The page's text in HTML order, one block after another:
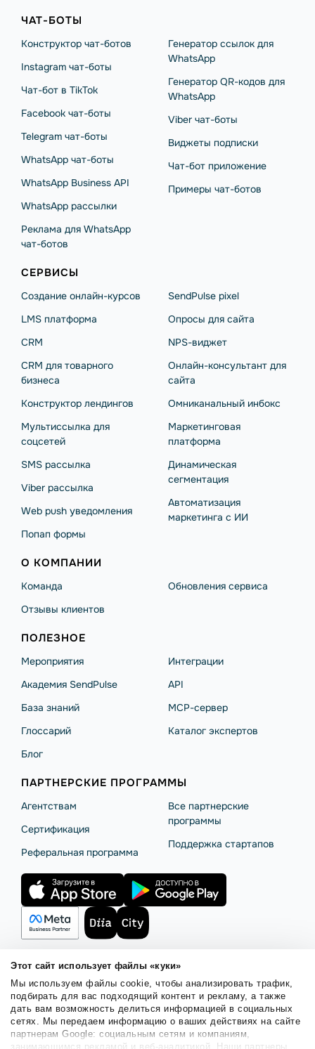
Этот сайт использует файлы «куки»
Мы используем файлы cookie, чтобы анализировать трафик,
подбирать для вас подходящий контент и рекламу, а также
дать вам возможность делиться информацией в социальных
сетях. Мы передаем информацию о ваших действиях на сайте
партнерам Google: социальным сетям и компаниям,
занимающимся рекламой и веб-аналитикой. Наши партнеры
ЧАТ-БОТЫ
Конструктор чат-ботов
Instagram чат-боты
Чат-бот в TikTok
Facebook чат-боты
Telegram чат-боты
WhatsApp чат-боты
WhatsApp Business API
WhatsApp рассылки
Реклама для WhatsApp
чат-ботов
Генератор ссылок для
WhatsApp
Генератор QR-кодов для
WhatsApp
Viber чат-боты
Виджеты подписки
Чат-бот приложение
Примеры чат-ботов
СЕРВИСЫ
Создание онлайн-курсов
LMS платформа
CRM
CRM для товарного
бизнеса
Конструктор лендингов
Мультиссылка для
соцсетей
SMS рассылка
Viber рассылка
Web push уведомления
Попап формы
SendPulse pixel
Опросы для сайта
NPS-виджет
Онлайн-консультант для
сайта
Омниканальный инбокс
Маркетинговая
платформа
Динамическая
сегментация
Автоматизация
маркетинга с ИИ
О КОМПАНИИ
Команда
Отзывы клиентов
Обновления сервиса
ПОЛЕЗНОЕ
Мероприятия
Академия SendPulse
База знаний
Глоссарий
Блог
Интеграции
API
MCP-сервер
Каталог экспертов
ПАРТНЕРСКИЕ ПРОГРАММЫ
Агентствам
Сертификация
Реферальная программа
Все партнерские
программы
Поддержка стартапов
Правила использованияБезопасность SendPulse
Политика конфиденциальности Политика Cookies
© 2015 - 2026. ООО «СендПульс». Все права защищены.